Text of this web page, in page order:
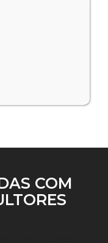
COM